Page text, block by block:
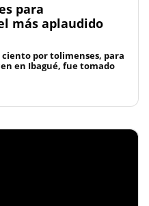
para
más aplaudido
por tolimenses, para
en Ibagué, fue tomado